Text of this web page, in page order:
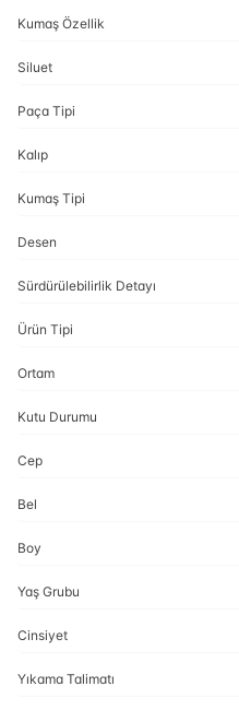
Kumaş Özellik
Siluet
Paça Tipi
Kalıp
Kumaş Tipi
Desen
Sürdürülebilirlik Detayı
Ürün Tipi
Ortam
Kutu Durumu
Cep
Bel
Boy
Yaş Grubu
Cinsiyet
Yıkama Talimatı